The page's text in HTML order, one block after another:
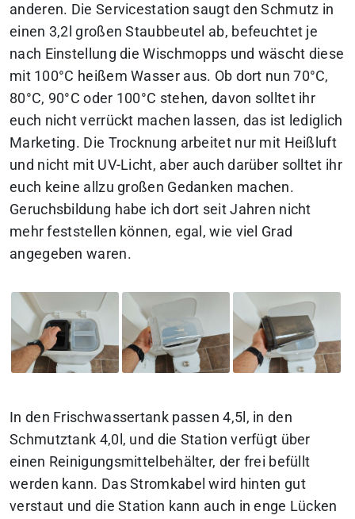
anderen. Die Servicestation saugt den Schmutz in
einen 3,2l großen Staubbeutel ab, befeuchtet je
nach Einstellung die Wischmopps und wäscht diese
mit 100°C heißem Wasser aus. Ob dort nun 70°C,
80°C, 90°C oder 100°C stehen, davon solltet ihr
euch nicht verrückt machen lassen, das ist lediglich
Marketing. Die Trocknung arbeitet nur mit Heißluft
und nicht mit UV-Licht, aber auch darüber solltet ihr
euch keine allzu großen Gedanken machen.
Geruchsbildung habe ich dort seit Jahren nicht
mehr feststellen können, egal, wie viel Grad
angegeben waren.
In den Frischwassertank passen 4,5l, in den
Schmutztank 4,0l, und die Station verfügt über
einen Reinigungsmittelbehälter, der frei befüllt
werden kann. Das Stromkabel wird hinten gut
verstaut und die Station kann auch in enge Lücken